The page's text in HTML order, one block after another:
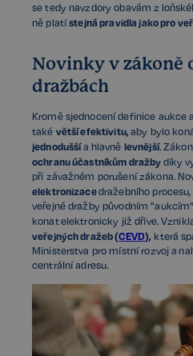
se tedy navzdory obavám z
ně platístejná pravidla jako pro
Novinky v zákoně
dražbách
Kromě sjednocení definice aukce
také větší efektivitu,aby bylo
jednoduššía hlavně levnější.
ochranu účastníkům dražby díky
při závažném porušení zákona.
elektronizacedražebního
veřejné dražby původním
konat elektronicky již dříve.
veřejných dražeb (CEVD), která
Ministerstva pro místní rozvoj a
centrální adresu.